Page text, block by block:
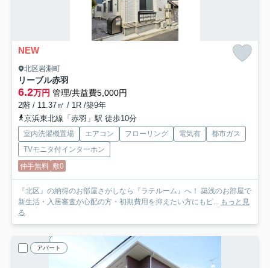
NEW
北区岩淵町
リーブル赤羽
6.2万円 管理/共益費5,000円
2階 / 11.37㎡ / 1R /築9年
京浜東北線「赤羽」駅 徒歩10分
室内洗濯機置場 エアコン フローリング 電気有
都市ガス
TVモニタ付インターホン
仲手無料 敷0
『北区』の納得のお部屋さがしなら『ラテルーム』へ！ 築浅のお部屋で
新生活・入居審査が心配の方・初期費用を抑えたい方にもピ... もっと見
る
アパート